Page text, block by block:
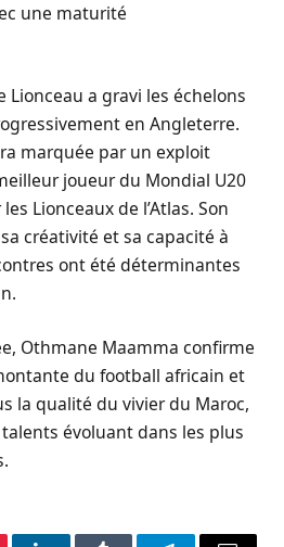
une maturité
Lionceau a gravi les échelons
en Angleterre.
marquée par un exploit
joueur du Mondial U20
Lionceaux de l’Atlas. Son
créativité et sa capacité à
ont été déterminantes
Othmane Maamma confirme
du football africain et
la qualité du vivier du Maroc,
évoluant dans les plus